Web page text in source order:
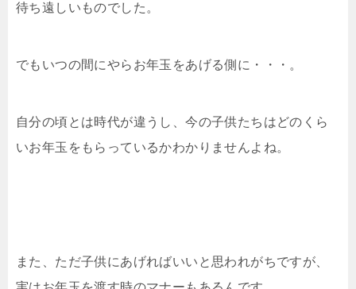
待ち遠しいものでした。
でもいつの間にやらお年玉をあげる側に・・・。
自分の頃とは時代が違うし、今の子供たちはどのくら
いお年玉をもらっているかわかりませんよね。
また、ただ子供にあげればいいと思われがちですが、